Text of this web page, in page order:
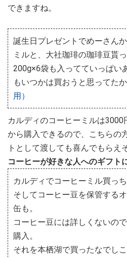
できますね。
誕生日プレゼントでめーさん
ミルと、大社珈琲の珈琲豆貰
200g×6袋も入ってていっぱい
もいつかは買おうと思ってた
用）
カルディのコーヒーミルは
から購入できるので、こちらの
トとして渡しても喜んでもらえ
コーヒーが好きな人へのギフト
カルディでコーヒーミル買っ
そしてコーヒー豆を保管する
缶も。
コーヒー豆には詳しくないの
購入。
それを本栖湖で買ったなでしこ